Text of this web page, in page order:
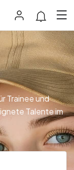
Trainee und
Talente im